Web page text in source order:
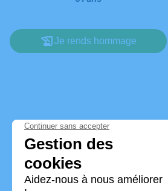
Je rends hommage